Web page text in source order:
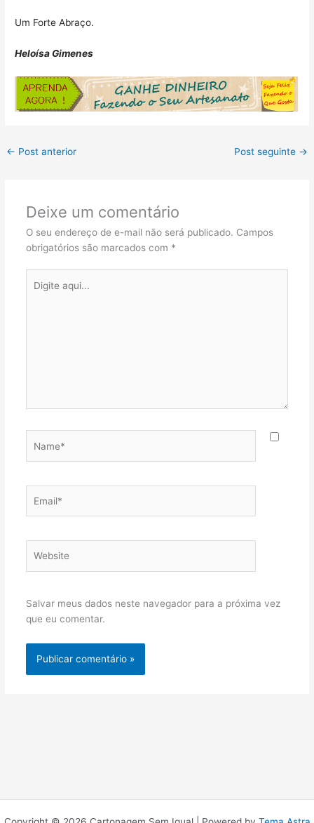
Um Forte Abraço.
Heloísa Gimenes
← Post anterior Post seguinte →
Deixe um comentário
O seu endereço de e-mail não será publicado. Campos
obrigatórios são marcados com *
aqui...
Salvar meus dados neste navegador para a próxima vez
que eu comentar.